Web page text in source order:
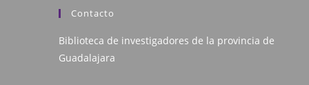
Contacto
Biblioteca de investigadores de la provincia de
Guadalajara